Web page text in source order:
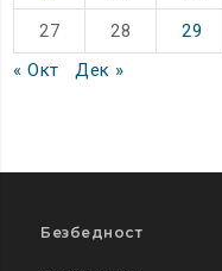
27 28 29
« Окт
Дек »
Безбедност